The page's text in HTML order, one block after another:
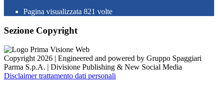
Pagina visualizzata 821 volte
Sezione Copyright
Copyright 2026 | Engineered and powered by Gruppo Spaggiari
Parma S.p.A. | Divisione Publishing & New Social Media
Disclaimer trattamento dati personali